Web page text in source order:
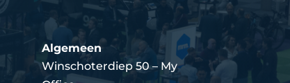
Algemeen
Winschoterdiep 50 – My